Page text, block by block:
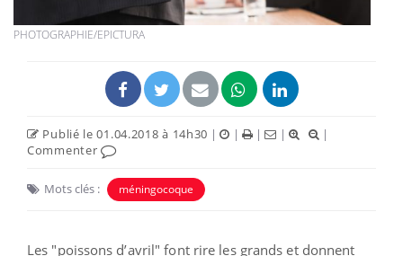
PHOTOGRAPHIE/EPICTURA
Publié le 01.04.2018 à 14h30 | | | |
|
Commenter
Mots clés : méningocoque
Les "poissons d’avril" font rire les grands et donnent